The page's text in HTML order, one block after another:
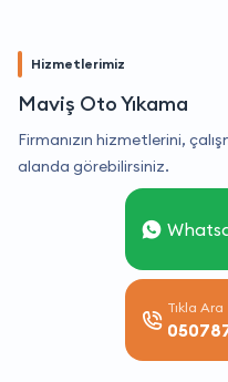
Hizmetlerimiz
Maviş Oto Yıkama
Firmanızın hizmetlerini,
alanda görebilirsiniz.
Tıkla Ara